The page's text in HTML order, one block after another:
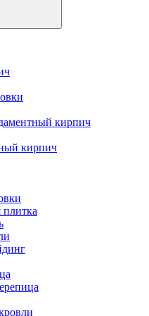
кирпич
кирпич
плитка